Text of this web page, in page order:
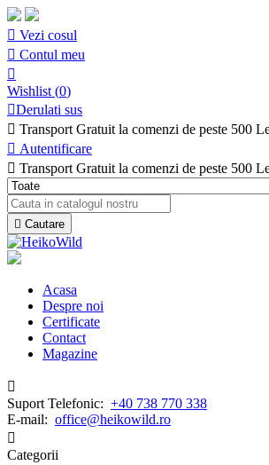
 Vezi cosul
 Contul meu

Wishlist (0)
Derulati sus
 Transport Gratuit la comenzi de peste 500
 Autentificare
 Transport Gratuit la comenzi de peste 500
 Cautare
Acasa
Despre noi
Certificate
Contact
Magazine

Suport Telefonic: +40 738 770 338
E-mail: office@heikowild.ro

Categorii